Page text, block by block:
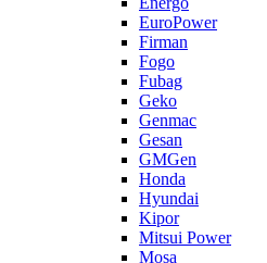
EuroPower
Firman
Fogo
Fubag
Geko
Genmac
Gesan
GMGen
Honda
Hyundai
Kipor
Mitsui Power
Mosa